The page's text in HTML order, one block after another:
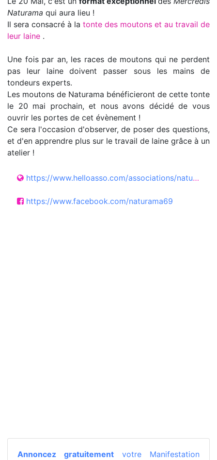
Naturama qui aura lieu !
Il sera consacré à la tonte des moutons et au travail de
leur laine .
Une fois par an, les races de moutons qui ne perdent
pas leur laine doivent passer sous les mains de
tondeurs experts.
Les moutons de Naturama bénéficieront de cette tonte
le 20 mai prochain, et nous avons décidé de vous
ouvrir les portes de cet évènement !
Ce sera l'occasion d'observer, de poser des questions,
et d'en apprendre plus sur le travail de laine grâce à un
atelier !
https://www.helloasso.com/associations/naturama/evenements/mercredi-naturama-exceptionnel-20-05-2026-tonte-des-moutons-atelier
https://www.facebook.com/naturama69
Annoncez gratuitement votre Manifestation